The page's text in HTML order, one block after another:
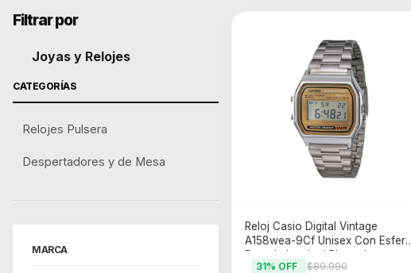
Filtrar por
Joyas y Relojes
CATEGORÍAS
Relojes Pulsera
Despertadores y de Mesa
MARCA
Reloj Casio Digital Vintage
A158wea-9Cf Unisex Con Esfera
Dorada Luz Led Plateado
$89.990
31% OFF